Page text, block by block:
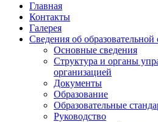
Главная
Контакты
Галерея
Сведения об образовательной
Основные сведения
Структура и органы
организацией
Документы
Образование
Образовательные
Руководство